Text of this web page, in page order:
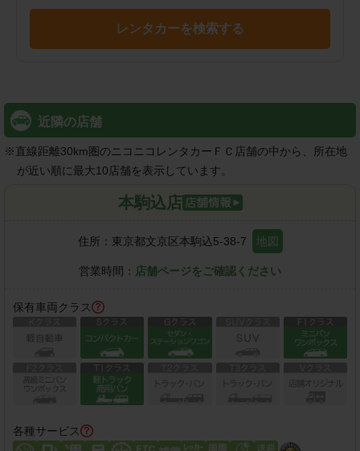
レンタカーを検索する
近隣の店舗
※直線距離30km圏のニコニコレンタカーＦＣ店舗の中から、所在地
が近い順に最大10店舗を表示しています。
本駒込店
住所： 東京都文京区本駒込5-38-7 地図
営業時間： 店舗ページをご確認ください
保有車両クラス
各種サービス